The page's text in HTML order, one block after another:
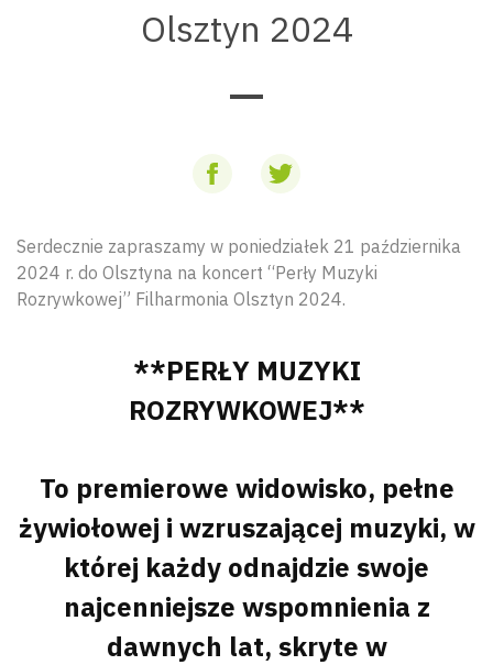
Olsztyn 2024
Serdecznie zapraszamy w poniedziałek 21 października
2024 r. do Olsztyna na koncert “Perły Muzyki
Rozrywkowej” Filharmonia Olsztyn 2024.
**PERŁY MUZYKI
ROZRYWKOWEJ**
To premierowe widowisko, pełne
żywiołowej i wzruszającej muzyki, w
której każdy odnajdzie swoje
najcenniejsze wspomnienia z
dawnych lat, skryte w